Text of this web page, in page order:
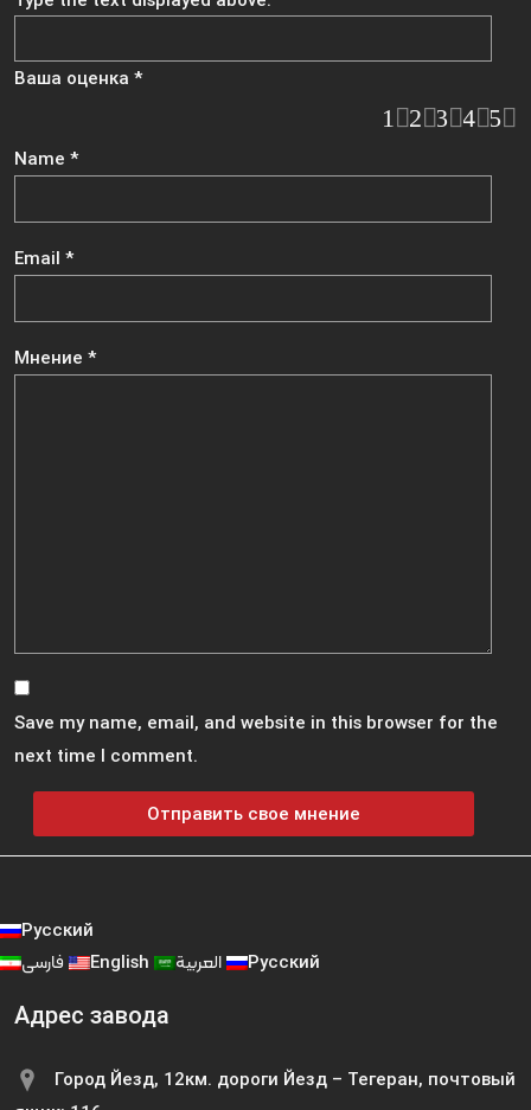
Мнение *
Name *
Email *
Save my name, email, and website in this browser for the
next time I comment.
Ваша оценка *
5
4
3
2
1
Русский
English Русский
Адрес завода
Город Йезд, 12км. дороги Йезд – Тегеран, почтовый